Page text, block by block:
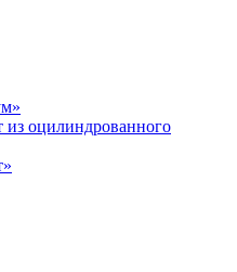
из оцилиндрованного